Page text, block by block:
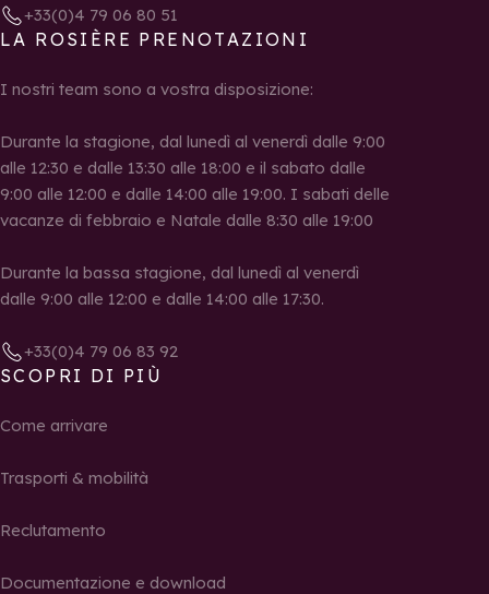
+33(0)4 79 06 80 51
LA ROSIÈRE PRENOTAZIONI
I nostri team sono a vostra disposizione:
Durante la stagione, dal lunedì al venerdì dalle 9:00
alle 12:30 e dalle 13:30 alle 18:00 e il sabato dalle
9:00 alle 12:00 e dalle 14:00 alle 19:00. I sabati delle
vacanze di febbraio e Natale dalle 8:30 alle 19:00
Durante la bassa stagione, dal lunedì al venerdì
dalle 9:00 alle 12:00 e dalle 14:00 alle 17:30.
+33(0)4 79 06 83 92
SCOPRI DI PIÙ
Come arrivare
Trasporti & mobilità
Reclutamento
Documentazione e download